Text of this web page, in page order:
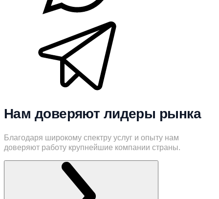
Нам доверяют лидеры рынка
Благодаря широкому спектру услуг и опыту нам
доверяют работу крупнейшие компании страны.